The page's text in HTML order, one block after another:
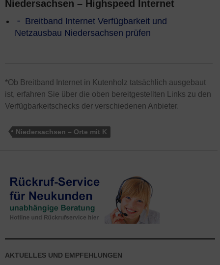
Niedersachsen – Highspeed Internet
Breitband Internet Verfügbarkeit und
Netzausbau Niedersachsen prüfen
*Ob Breitband Internet in Kutenholz tatsächlich ausgebaut
ist, erfahren Sie über die oben bereitgestellten Links zu den
Verfügbarkeitschecks der verschiedenen Anbieter.
Niedersachsen – Orte mit K
AKTUELLES UND EMPFEHLUNGEN